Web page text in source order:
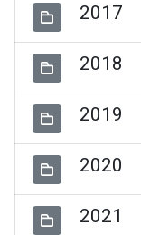
2017
2018
2019
2020
2021